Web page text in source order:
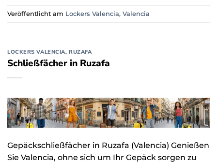
Veröffentlicht am Lockers Valencia, Valencia
LOCKERS VALENCIA,RUZAFA
Schließfächer in Ruzafa
Gepäckschließfächer in Ruzafa (Valencia) Genießen
Sie Valencia, ohne sich um Ihr Gepäck sorgen zu